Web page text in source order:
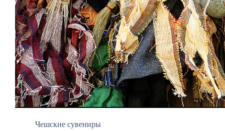
Чешские сувениры